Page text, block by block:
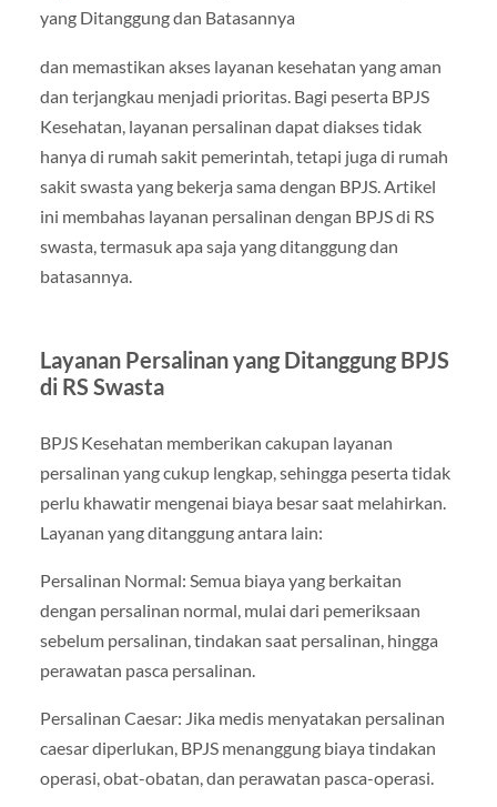
yang Ditanggung dan Batasannya
dan memastikan akses layanan kesehatan yang aman
dan terjangkau menjadi prioritas. Bagi peserta BPJS
Kesehatan, layanan persalinan dapat diakses tidak
hanya di rumah sakit pemerintah, tetapi juga di rumah
sakit swasta yang bekerja sama dengan BPJS. Artikel
ini membahas layanan persalinan dengan BPJS di RS
swasta, termasuk apa saja yang ditanggung dan
batasannya.
Layanan Persalinan yang Ditanggung BPJS
di RS Swasta
BPJS Kesehatan memberikan cakupan layanan
persalinan yang cukup lengkap, sehingga peserta tidak
perlu khawatir mengenai biaya besar saat melahirkan.
Layanan yang ditanggung antara lain:
Persalinan Normal: Semua biaya yang berkaitan
dengan persalinan normal, mulai dari pemeriksaan
sebelum persalinan, tindakan saat persalinan, hingga
perawatan pasca persalinan.
Persalinan Caesar: Jika medis menyatakan persalinan
caesar diperlukan, BPJS menanggung biaya tindakan
operasi, obat-obatan, dan perawatan pasca-operasi.